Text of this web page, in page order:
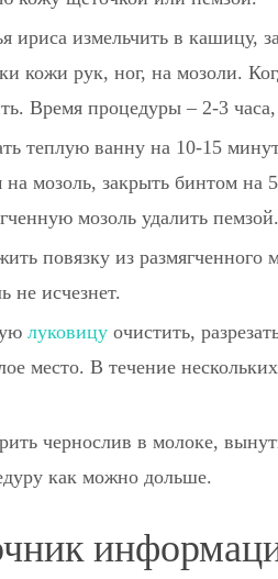
ириса измельчить в кашицу,
кожи рук, ног, на мозоли.
Время процедуры – 2-3
теплую ванну на 10-15
на мозоль, закрыть бинтом на
мозоль удалить пемзой.
повязку из
не исчезнет.
луковицуочистить,
место. В течение
чернослив в молоке,
как можно дольше.